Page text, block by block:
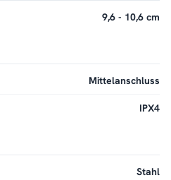
9,6 - 10,6 cm
Mittelanschluss
IPX4
Stahl